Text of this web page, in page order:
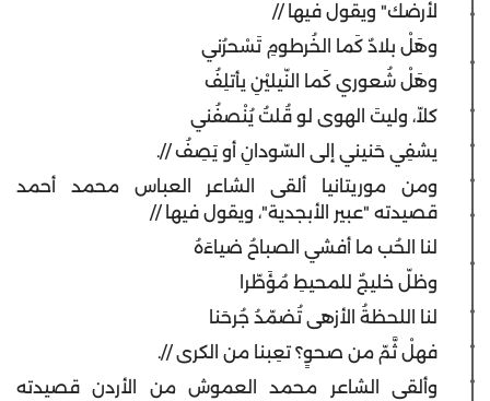
لأرضك" ويقول فيها //
وهَلْ بلادٌ كَما الخُرطومِ تَسْحرُني
وهَلْ شُعوري كَما النّيليْنِ يأتلِفُ
كلاّ، وليتَ الهوى لو قُلتُ يُنْصفُني
يشفِي حَنيني إلى السّودانِ أو يَصِفُ //.
ومن موريتانيا ألقى الشاعر العباس محمد أحمد
قصيدته "عبير الأبجدية"، ويقول فيها //
لنا الحُب ما أفشي الصباحُ ضياءَهُ
وظلّ خليجٌ للمحيطِ مُؤَطّرا
لنا اللحظةُ الأزهى تُضمّدُ جُرحَنا
فهلْ ثَّمّ من صحوٍ؟ تعِبنا من الكرى //.
وألقى الشاعر محمد العموش من الأردن قصيدته